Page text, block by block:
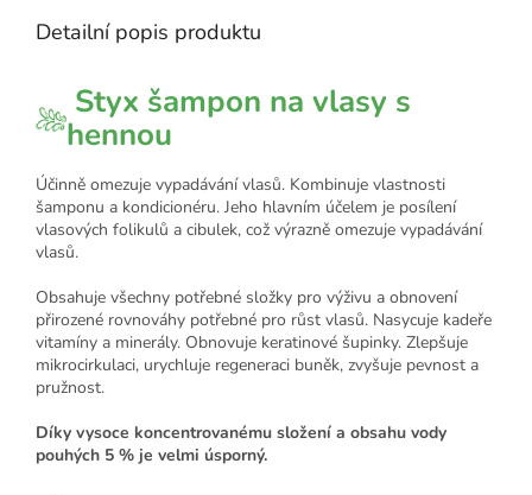
Detailní popis produktu
Styx šampon na vlasy s
hennou
Účinně omezuje vypadávání vlasů. Kombinuje vlastnosti
šamponu a kondicionéru. Jeho hlavním účelem je posílení
vlasových folikulů a cibulek, což výrazně omezuje vypadávání
vlasů.
Obsahuje všechny potřebné složky pro výživu a obnovení
přirozené rovnováhy potřebné pro růst vlasů. Nasycuje kadeře
vitamíny a minerály. Obnovuje keratinové šupinky. Zlepšuje
mikrocirkulaci, urychluje regeneraci buněk, zvyšuje pevnost a
pružnost.
Díky vysoce koncentrovanému složení a obsahu vody
pouhých 5 % je velmi úsporný.